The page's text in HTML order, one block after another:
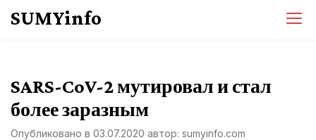
SUMYinfo
SARS-CoV-2 мутировал и стал
более заразным
Опубликовано в 03.07.2020 автор: sumyinfo.com